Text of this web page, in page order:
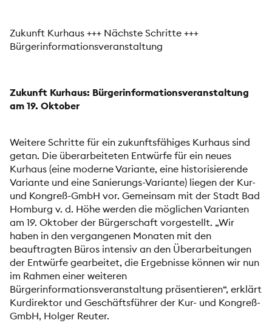
Zukunft Kurhaus +++ Nächste Schritte +++
Bürgerinformationsveranstaltung
Zukunft Kurhaus: Bürgerinformationsveranstaltung
am 19. Oktober
Weitere Schritte für ein zukunftsfähiges Kurhaus sind
getan. Die überarbeiteten Entwürfe für ein neues
Kurhaus (eine moderne Variante, eine historisierende
Variante und eine Sanierungs-Variante) liegen der Kur-
und Kongreß-GmbH vor. Gemeinsam mit der Stadt Bad
Homburg v. d. Höhe werden die möglichen Varianten
am 19. Oktober der Bürgerschaft vorgestellt. „Wir
haben in den vergangenen Monaten mit den
beauftragten Büros intensiv an den Überarbeitungen
der Entwürfe gearbeitet, die Ergebnisse können wir nun
im Rahmen einer weiteren
Bürgerinformationsveranstaltung präsentieren“, erklärt
Kurdirektor und Geschäftsführer der Kur- und Kongreß-
GmbH, Holger Reuter.